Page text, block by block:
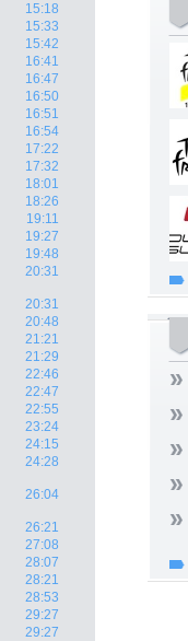
15:18
15:33
15:42
16:41
16:47
16:50
16:51
16:54
17:22
17:32
18:01
18:26
19:11
19:27
19:48
20:31
20:31
20:48
21:21
21:29
22:46
22:47
22:55
23:24
24:15
24:28
26:04
26:21
27:08
28:07
28:21
28:53
29:27
29:27